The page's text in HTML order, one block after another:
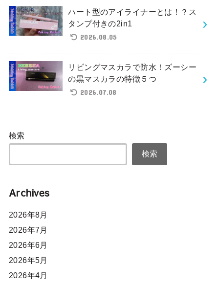
ハート型のアイライナーとは！？ス
タンプ付きの2in1
2026.08.05
リビングマスカラで防水！ズーシー
の黒マスカラの特徴５つ
2026.07.08
検索
検索
Archives
2026年8月
2026年7月
2026年6月
2026年5月
2026年4月